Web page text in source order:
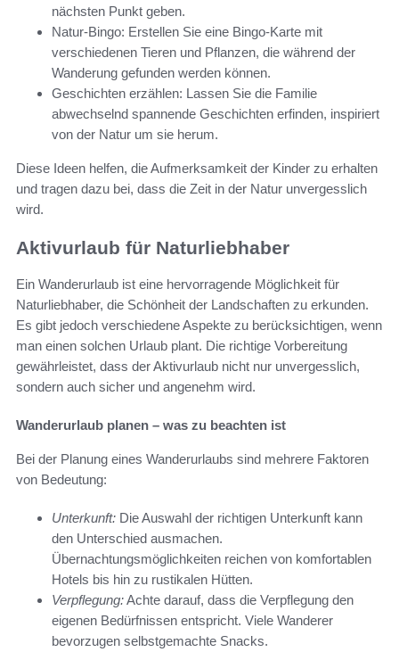
nächsten Punkt geben.
Natur-Bingo: Erstellen Sie eine Bingo-Karte mit
verschiedenen Tieren und Pflanzen, die während der
Wanderung gefunden werden können.
Geschichten erzählen: Lassen Sie die Familie
abwechselnd spannende Geschichten erfinden, inspiriert
von der Natur um sie herum.
Diese Ideen helfen, die Aufmerksamkeit der Kinder zu erhalten
und tragen dazu bei, dass die Zeit in der Natur unvergesslich
wird.
Aktivurlaub für Naturliebhaber
Ein Wanderurlaub ist eine hervorragende Möglichkeit für
Naturliebhaber, die Schönheit der Landschaften zu erkunden.
Es gibt jedoch verschiedene Aspekte zu berücksichtigen, wenn
man einen solchen Urlaub plant. Die richtige Vorbereitung
gewährleistet, dass der Aktivurlaub nicht nur unvergesslich,
sondern auch sicher und angenehm wird.
Wanderurlaub planen – was zu beachten ist
Bei der Planung eines Wanderurlaubs sind mehrere Faktoren
von Bedeutung:
Unterkunft: Die Auswahl der richtigen Unterkunft kann
den Unterschied ausmachen.
Übernachtungsmöglichkeiten reichen von komfortablen
Hotels bis hin zu rustikalen Hütten.
Verpflegung:Achte darauf, dass die Verpflegung den
eigenen Bedürfnissen entspricht. Viele Wanderer
bevorzugen selbstgemachte Snacks.